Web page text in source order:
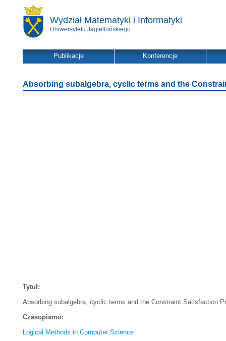
Wydział Matematyki i Informatyki
Uniwersytetu Jagiellońskiego
Publikacje Konferencje
Absorbing subalgebra, cyclic terms and the
Tytuł:
Absorbing subalgebra, cyclic terms and the Constraint Satisfaction
Czasopismo:
Logical Methods in Computer Science